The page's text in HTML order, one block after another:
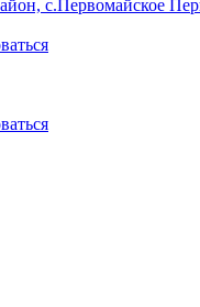
с.Первомайское